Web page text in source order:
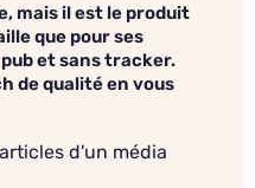
mais il est le produit
que pour ses
et sans tracker.
de qualité en vous
d'un média